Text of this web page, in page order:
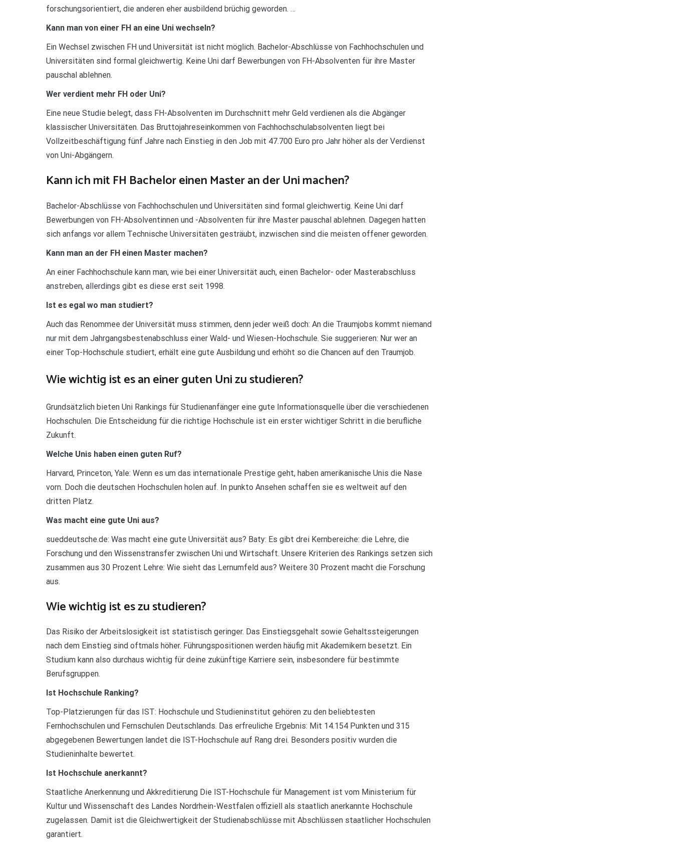
forschungsorientiert, die anderen eher ausbildend brüchig geworden. …
Kann man von einer FH an eine Uni wechseln?
Ein Wechsel zwischen FH und Universität ist nicht möglich. Bachelor-Abschlüsse von Fachhochschulen und
Universitäten sind formal gleichwertig. Keine Uni darf Bewerbungen von FH-Absolventen für ihre Master
pauschal ablehnen.
Wer verdient mehr FH oder Uni?
Eine neue Studie belegt, dass FH-Absolventen im Durchschnitt mehr Geld verdienen als die Abgänger
klassischer Universitäten. Das Bruttojahreseinkommen von Fachhochschulabsolventen liegt bei
Vollzeitbeschäftigung fünf Jahre nach Einstieg in den Job mit 47.700 Euro pro Jahr höher als der Verdienst
von Uni-Abgängern.
Kann ich mit FH Bachelor einen Master an der Uni machen?
Bachelor-Abschlüsse von Fachhochschulen und Universitäten sind formal gleichwertig. Keine Uni darf
Bewerbungen von FH-Absolventinnen und -Absolventen für ihre Master pauschal ablehnen. Dagegen hatten
sich anfangs vor allem Technische Universitäten gesträubt, inzwischen sind die meisten offener geworden.
Kann man an der FH einen Master machen?
An einer Fachhochschule kann man, wie bei einer Universität auch, einen Bachelor- oder Masterabschluss
anstreben, allerdings gibt es diese erst seit 1998.
Ist es egal wo man studiert?
Auch das Renommee der Universität muss stimmen, denn jeder weiß doch: An die Traumjobs kommt niemand
nur mit dem Jahrgangsbestenabschluss einer Wald- und Wiesen-Hochschule. Sie suggerieren: Nur wer an
einer Top-Hochschule studiert, erhält eine gute Ausbildung und erhöht so die Chancen auf den Traumjob.
Wie wichtig ist es an einer guten Uni zu studieren?
Grundsätzlich bieten Uni Rankings für Studienanfänger eine gute Informationsquelle über die verschiedenen
Hochschulen. Die Entscheidung für die richtige Hochschule ist ein erster wichtiger Schritt in die berufliche
Zukunft.
Welche Unis haben einen guten Ruf?
Harvard, Princeton, Yale: Wenn es um das internationale Prestige geht, haben amerikanische Unis die Nase
vorn. Doch die deutschen Hochschulen holen auf. In punkto Ansehen schaffen sie es weltweit auf den
dritten Platz.
Was macht eine gute Uni aus?
sueddeutsche.de: Was macht eine gute Universität aus? Baty: Es gibt drei Kernbereiche: die Lehre, die
Forschung und den Wissenstransfer zwischen Uni und Wirtschaft. Unsere Kriterien des Rankings setzen sich
zusammen aus 30 Prozent Lehre: Wie sieht das Lernumfeld aus? Weitere 30 Prozent macht die Forschung
aus.
Wie wichtig ist es zu studieren?
Das Risiko der Arbeitslosigkeit ist statistisch geringer. Das Einstiegsgehalt sowie Gehaltssteigerungen
nach dem Einstieg sind oftmals höher. Führungspositionen werden häufig mit Akademikern besetzt. Ein
Studium kann also durchaus wichtig für deine zukünftige Karriere sein, insbesondere für bestimmte
Berufsgruppen.
Ist Hochschule Ranking?
Top-Platzierungen für das IST: Hochschule und Studieninstitut gehören zu den beliebtesten
Fernhochschulen und Fernschulen Deutschlands. Das erfreuliche Ergebnis: Mit 14.154 Punkten und 315
abgegebenen Bewertungen landet die IST-Hochschule auf Rang drei. Besonders positiv wurden die
Studieninhalte bewertet.
Ist Hochschule anerkannt?
Staatliche Anerkennung und Akkreditierung Die IST-Hochschule für Management ist vom Ministerium für
Kultur und Wissenschaft des Landes Nordrhein-Westfalen offiziell als staatlich anerkannte Hochschule
zugelassen. Damit ist die Gleichwertigkeit der Studienabschlüsse mit Abschlüssen staatlicher Hochschulen
garantiert.